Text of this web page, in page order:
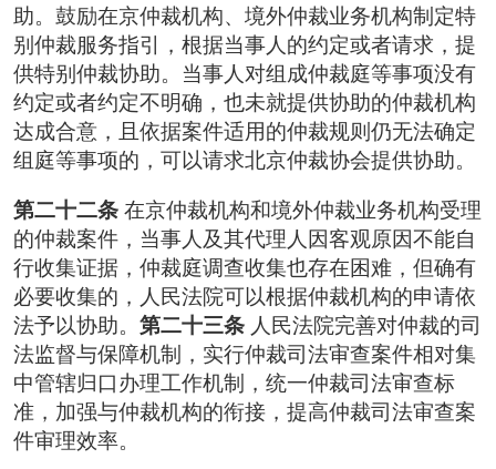
助。鼓励在京仲裁机构、境外仲裁业务机构制定特
别仲裁服务指引，根据当事人的约定或者请求，提
供特别仲裁协助。当事人对组成仲裁庭等事项没有
约定或者约定不明确，也未就提供协助的仲裁机构
达成合意，且依据案件适用的仲裁规则仍无法确定
组庭等事项的，可以请求北京仲裁协会提供协助。
第二十二条在京仲裁机构和境外仲裁业务机构受理
的仲裁案件，当事人及其代理人因客观原因不能自
行收集证据，仲裁庭调查收集也存在困难，但确有
必要收集的，人民法院可以根据仲裁机构的申请依
法予以协助。 第二十三条人民法院完善对仲裁的司
法监督与保障机制，实行仲裁司法审查案件相对集
中管辖归口办理工作机制，统一仲裁司法审查标
准，加强与仲裁机构的衔接，提高仲裁司法审查案
件审理效率。